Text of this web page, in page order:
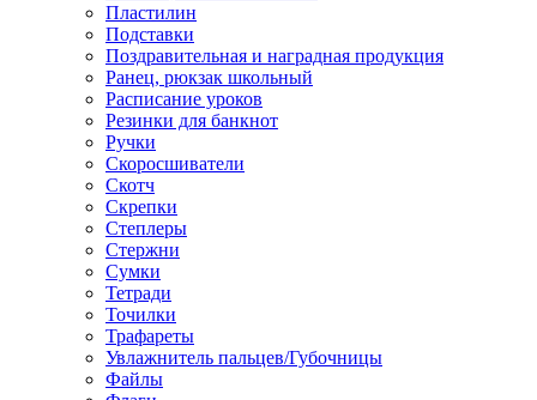
Пластилин
Подставки
Поздравительная и наградная продукция
Ранец, рюкзак школьный
Расписание уроков
Резинки для банкнот
Ручки
Скоросшиватели
Скотч
Скрепки
Степлеры
Стержни
Сумки
Тетради
Точилки
Трафареты
Увлажнитель пальцев/Губочницы
Файлы